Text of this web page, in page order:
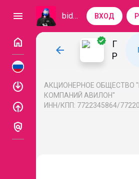
menu bidzaar ВХОД
home
enable
enable
policy
arrow_back
verified
Г
Р
П
П
А
АКЦИОНЕРНОЕ ОБЩЕСТВО
КОМПАНИЙ АВИЛОН"
ИНН/КПП: 7722345864/